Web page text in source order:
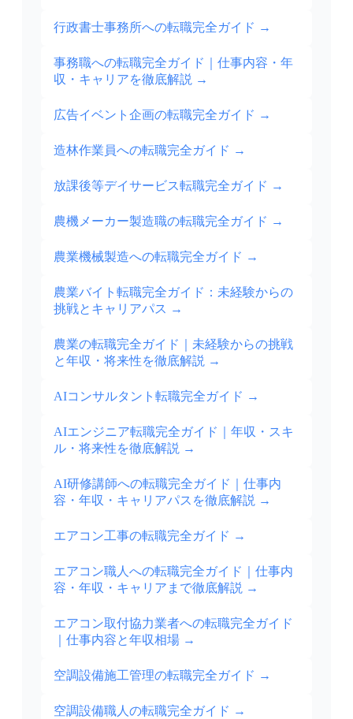
行政書士事務所への転職完全ガイド →
事務職への転職完全ガイド｜仕事内容・年
収・キャリアを徹底解説 →
広告イベント企画の転職完全ガイド →
造林作業員への転職完全ガイド →
放課後等デイサービス転職完全ガイド →
農機メーカー製造職の転職完全ガイド →
農業機械製造への転職完全ガイド →
農業バイト転職完全ガイド：未経験からの
挑戦とキャリアパス →
農業の転職完全ガイド｜未経験からの挑戦
と年収・将来性を徹底解説 →
AIコンサルタント転職完全ガイド →
AIエンジニア転職完全ガイド｜年収・スキ
ル・将来性を徹底解説 →
AI研修講師への転職完全ガイド｜仕事内
容・年収・キャリアパスを徹底解説 →
エアコン工事の転職完全ガイド →
エアコン職人への転職完全ガイド｜仕事内
容・年収・キャリアまで徹底解説 →
エアコン取付協力業者への転職完全ガイド
｜仕事内容と年収相場 →
空調設備施工管理の転職完全ガイド →
空調設備職人の転職完全ガイド →